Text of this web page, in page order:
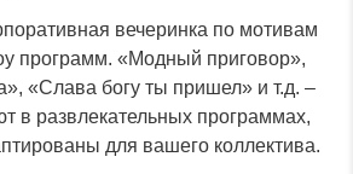
вечеринка по мотивам
программ. «Модный приговор»,
«Слава богу ты пришел» и т.д. –
в развлекательных программах,
для вашего коллектива.